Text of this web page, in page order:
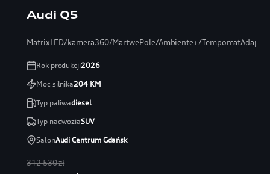
Audi Q5
MatrixLED/kamera360/MartwePole/Ambiente+/
Rok produkcji2026
Moc silnika204KM
Typ paliwadiesel
Typ nadwoziaSUV
SalonAudi Centrum Gdańsk
312 530 zł